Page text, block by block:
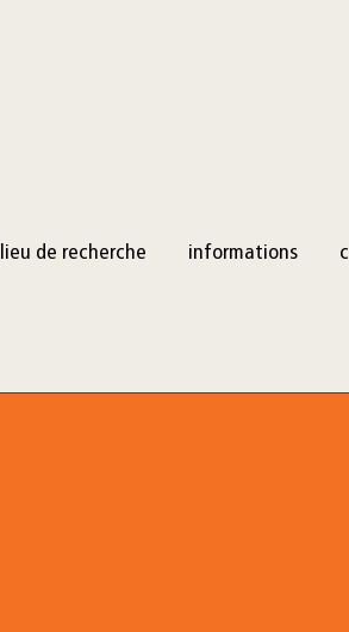
lieu de recherche informations